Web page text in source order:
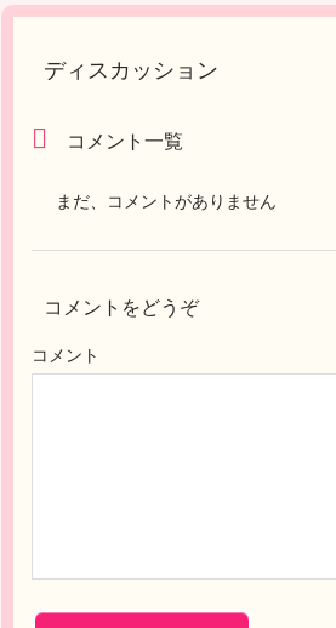
ディスカッション
コメント一覧
まだ、コメントがありません
コメントをどうぞ
コメント